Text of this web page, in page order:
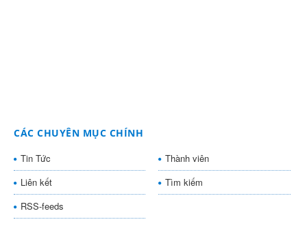
CÁC CHUYÊN MỤC CHÍNH
Tin Tức
Thành viên
Liên kết
Tìm kiếm
RSS-feeds